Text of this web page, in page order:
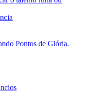
Pontos de Glória.